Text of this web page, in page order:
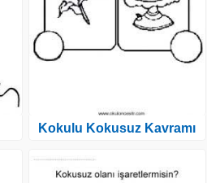
Kokulu Kokusuz Kavramı